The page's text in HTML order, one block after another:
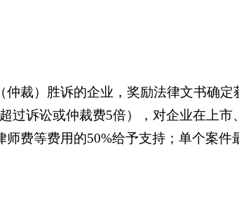
裁）胜诉的企业，奖励法律文书确定
过诉讼或仲裁费5倍），对企业在上市
费等费用的50%给予支持；单个案件